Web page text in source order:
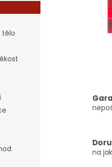
tělo
na